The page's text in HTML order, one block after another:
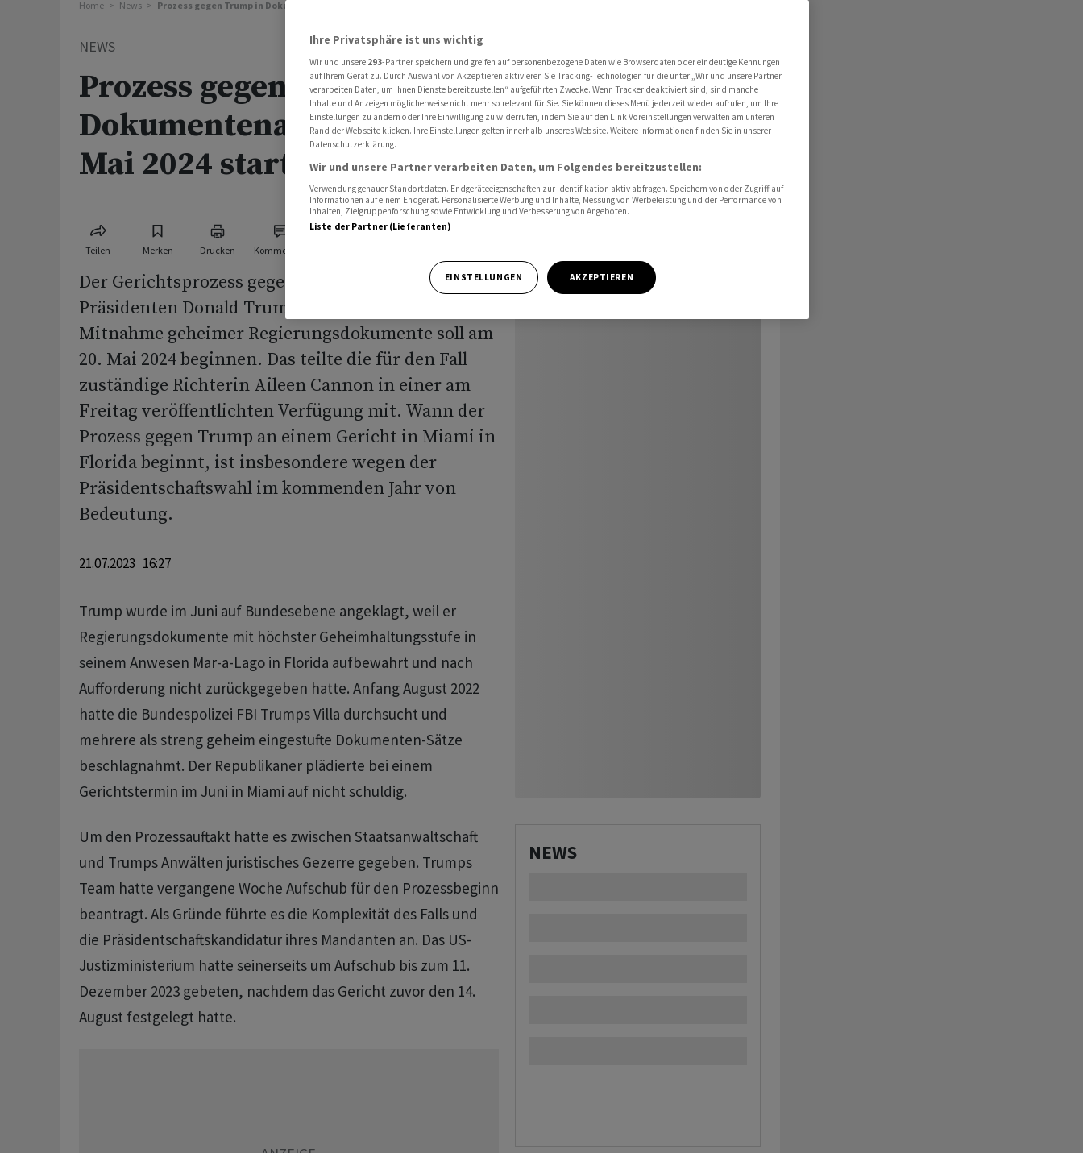
Home News Prozess gegen Trump in Dokumentenaffäre soll im Mai 2024 starten
NEWS
Prozess gegen Trump in
Dokumentenaffäre soll im
Mai 2024 starten
Teilen Merken Drucken Kommentare
Der Gerichtsprozess gegen den früheren US-
Präsidenten Donald Trump in der Affäre um die
Mitnahme geheimer Regierungsdokumente soll am
20. Mai 2024 beginnen. Das teilte die für den Fall
zuständige Richterin Aileen Cannon in einer am
Freitag veröffentlichten Verfügung mit. Wann der
Prozess gegen Trump an einem Gericht in Miami in
Florida beginnt, ist insbesondere wegen der
Präsidentschaftswahl im kommenden Jahr von
Bedeutung.
21.07.2023 16:27
Trump wurde im Juni auf Bundesebene angeklagt, weil er
Regierungsdokumente mit höchster Geheimhaltungsstufe in
seinem Anwesen Mar-a-Lago in Florida aufbewahrt und nach
Aufforderung nicht zurückgegeben hatte. Anfang August 2022
hatte die Bundespolizei FBI Trumps Villa durchsucht und
mehrere als streng geheim eingestufte Dokumenten-Sätze
beschlagnahmt. Der Republikaner plädierte bei einem
Gerichtstermin im Juni in Miami auf nicht schuldig.
Um den Prozessauftakt hatte es zwischen Staatsanwaltschaft
und Trumps Anwälten juristisches Gezerre gegeben. Trumps
Team hatte vergangene Woche Aufschub für den Prozessbeginn
beantragt. Als Gründe führte es die Komplexität des Falls und
die Präsidentschaftskandidatur ihres Mandanten an. Das US-
Justizministerium hatte seinerseits um Aufschub bis zum 11.
Dezember 2023 gebeten, nachdem das Gericht zuvor den 14.
August festgelegt hatte.
NEWS
Ihre Privatsphäre ist uns wichtig
Wir und unsere 293-Partner speichern und greifen auf personenbezogene Daten wie Browserdaten oder eindeutige Kennungen
auf Ihrem Gerät zu. Durch Auswahl von Akzeptieren aktivieren Sie Tracking-Technologien für die unter „Wir und unsere Partner
verarbeiten Daten, um Ihnen Dienste bereitzustellen“ aufgeführten Zwecke. Wenn Tracker deaktiviert sind, sind manche
Inhalte und Anzeigen möglicherweise nicht mehr so relevant für Sie. Sie können dieses Menü jederzeit wieder aufrufen, um Ihre
Einstellungen zu ändern oder Ihre Einwilligung zu widerrufen, indem Sie auf den Link Voreinstellungen verwalten am unteren
Rand der Webseite klicken. Ihre Einstellungen gelten innerhalb unseres Website. Weitere Informationen finden Sie in unserer
Datenschutzerklärung.
Wir und unsere Partner verarbeiten Daten, um Folgendes bereitzustellen:
Verwendung genauer Standortdaten. Endgeräteeigenschaften zur Identifikation aktiv abfragen. Speichern von oder Zugriff auf
Informationen auf einem Endgerät. Personalisierte Werbung und Inhalte, Messung von Werbeleistung und der Performance von
Inhalten, Zielgruppenforschung sowie Entwicklung und Verbesserung von Angeboten.
Liste der Partner (Lieferanten)
EINSTELLUNGEN AKZEPTIEREN